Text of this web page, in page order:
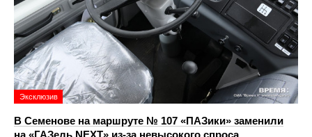
Эксклюзив
В Семенове на маршруте № 107 «ПАЗики» заменили